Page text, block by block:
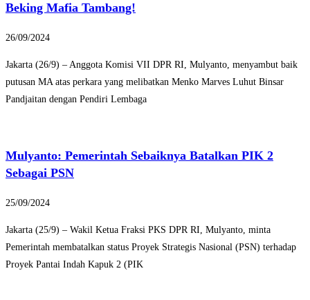
Beking Mafia Tambang!
26/09/2024
Jakarta (26/9) – Anggota Komisi VII DPR RI, Mulyanto, menyambut baik
putusan MA atas perkara yang melibatkan Menko Marves Luhut Binsar
Pandjaitan dengan Pendiri Lembaga
Mulyanto: Pemerintah Sebaiknya Batalkan PIK 2
Sebagai PSN
25/09/2024
Jakarta (25/9) – Wakil Ketua Fraksi PKS DPR RI, Mulyanto, minta
Pemerintah membatalkan status Proyek Strategis Nasional (PSN) terhadap
Proyek Pantai Indah Kapuk 2 (PIK